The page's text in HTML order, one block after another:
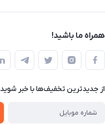
همراه ما باشید!
از جدید‌ترین تخفیف‌ها با‌ خبر شوید